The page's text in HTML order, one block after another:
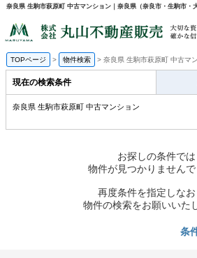
TOPページ 物件検索 奈良県 生駒市萩原町 中古マ
現在の検索条件
奈良県 生駒市萩原町 中古マンション
お探しの条件では
物件が見つかりませんで
再度条件を指定しな
物件の検索をお願いいた
条